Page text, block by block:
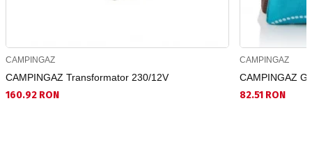
CAMPINGAZ
CAMPINGAZ Transformator 230/12V
160.92 RON
CAMPINGAZ
CAMPINGAZ
82.51 RON